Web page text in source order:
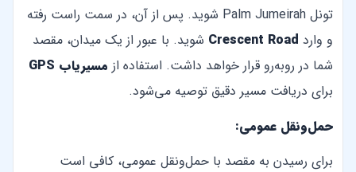
تونل Palm Jumeirah شوید. پس از آن، در سمت راست رفته
و وارد Crescent Road شوید. با عبور از یک میدان، مقصد
شما در روبه‌رو قرار خواهد داشت. استفاده از مسیریاب GPS
برای دریافت مسیر دقیق توصیه می‌شود.
حمل‌ونقل عمومی:
برای رسیدن به مقصد با حمل‌ونقل عمومی، کافی است